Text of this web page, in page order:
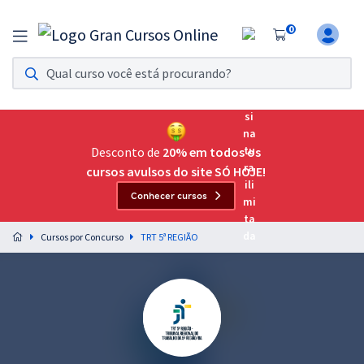
0
Assinatura Ilimitada 11
Acesso a todos os cursos. Teste grátis por 7 dias!
Assinatura OAB Até Passar
Acesso ilimitado a toda preparação para o Exame da
Preparação completa e intensiva para as principais
residências em saúde do Brasil
Desconto de 20% em todos os
cursos avulsos do site SÓ HOJE!
Conhecer cursos
Cursos por Concurso TRT 5ª REGIÃO